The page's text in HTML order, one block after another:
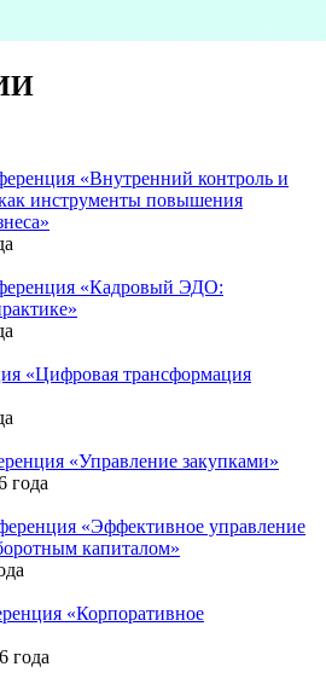
«Внутренний контроль и
инструменты повышения
«Кадровый ЭДО:
«Цифровая трансформация
«Управление закупками»
года
«Эффективное управление
капиталом»
«Корпоративное
года